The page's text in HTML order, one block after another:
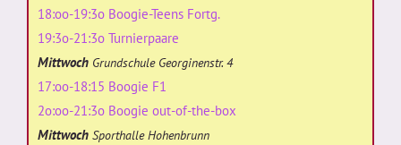
18:oo-19:3o Boogie-Teens Fortg.
19:3o-21:3o Turnierpaare
Mittwoch Grundschule Georginenstr. 4
17:oo-18:15 Boogie F1
2o:oo-21:3o Boogie out-of-the-box
Mittwoch Sporthalle Hohenbrunn